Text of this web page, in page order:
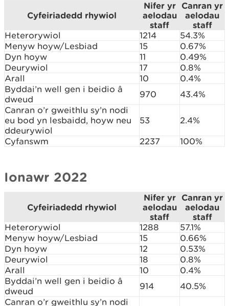
Cyfeiriadedd rhywiol
Nifer yr
aelodau
staff
Canran yr
aelodau
staff
Heterorywiol 1214
54.3%
Menyw hoyw/Lesbiad
15
0.67%
Dyn hoyw
11
0.49%
Deurywiol
17
0.8%
Arall
10
0.4%
Byddai’n well gen i beidio â
dweud
970
43.4%
Canran o’r gweithlu sy’n nodi
eu bod yn lesbaidd, hoyw neu
ddeurywiol
53 2.4%
Cyfanswm 2237 100%
Ionawr 2022
Cyfeiriadedd rhywiol
Nifer yr
aelodau
staff
Canran yr
aelodau
staff
Heterorywiol 1288
57.1%
Menyw hoyw/Lesbiad
15
0.66%
Dyn hoyw
12
0.53%
Deurywiol
18
0.8%
Arall
10
0.4%
Byddai’n well gen i beidio â
dweud
914
40.5%
Canran o’r gweithlu sy’n nodi